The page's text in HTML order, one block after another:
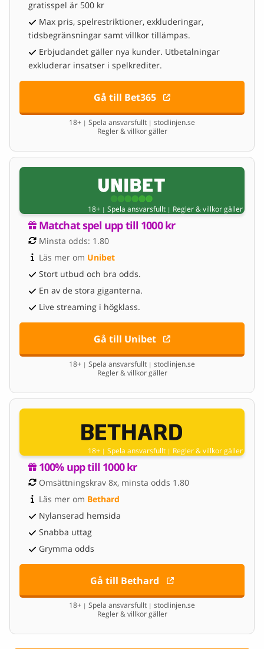
gratisspel är 500 kr
Max pris, spelrestriktioner, exkluderingar,
tidsbegränsningar samt villkor tillämpas.
Erbjudandet gäller nya kunder. Utbetalningar
exkluderar insatser i spelkrediter.
Gå till Bet365
18+ | Spela ansvarsfullt | stodlinjen.se
Regler & villkor gäller
18+ | Spela ansvarsfullt | Regler & villkor gäller
Matchat spel upp till 1000 kr
Minsta odds: 1.80
Läs mer om Unibet
Stort utbud och bra odds.
En av de stora giganterna.
Live streaming i högklass.
Gå till Unibet
18+ | Spela ansvarsfullt | stodlinjen.se
Regler & villkor gäller
18+ | Spela ansvarsfullt | Regler & villkor gäller
100% upp till 1000 kr
Omsättningskrav 8x, minsta odds 1.80
Läs mer om Bethard
Nylanserad hemsida
Snabba uttag
Grymma odds
Gå till Bethard
18+ | Spela ansvarsfullt | stodlinjen.se
Regler & villkor gäller